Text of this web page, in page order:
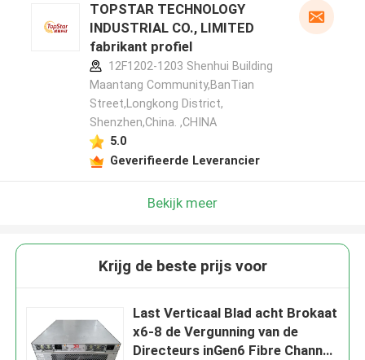
TOPSTAR TECHNOLOGY
INDUSTRIAL CO., LIMITED
fabrikant profiel
12F1202-1203 Shenhui Building
Maantang Community,BanTian
Street,Longkong District,
Shenzhen,China. ,CHINA
5.0
Geverifieerde Leverancier
Bekijk meer
Krijg de beste prijs voor
Last Verticaal Blad acht Brokaat
x6-8 de Vergunning van de
Directeurs inGen6 Fibre Channel